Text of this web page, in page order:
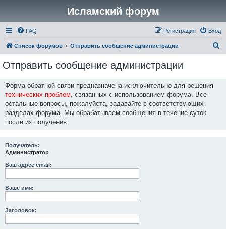
Исламский форум
FAQ Вход
Регистрация
Список форумов Отправить сообщение администрации
Отправить сообщение администрации
Форма обратной связи предназначена исключительно для решения
технических проблем, связанных с использованием форума. Все
остальные вопросы, пожалуйста, задавайте в соответствующих
разделах форума. Мы обрабатываем сообщения в течение суток
после их получения.
Получатель:
Администратор
Ваш адрес email:
Ваше имя:
Заголовок: